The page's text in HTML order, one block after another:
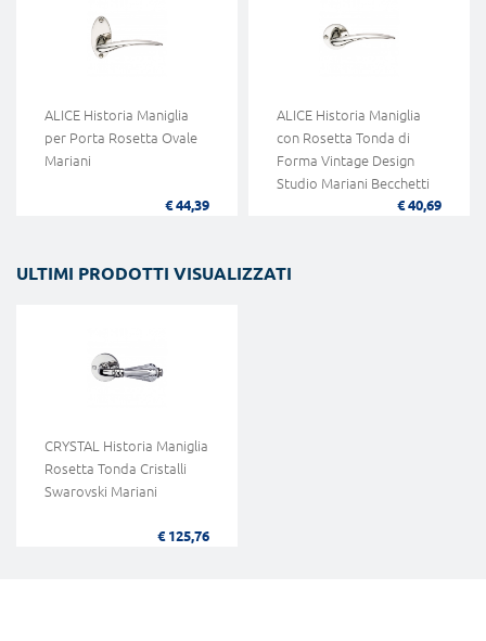
ALICE Historia Maniglia
per Porta Rosetta Ovale
Mariani
€ 44,39
ALICE Historia Maniglia
con Rosetta Tonda di
Forma Vintage Design
Studio Mariani Becchetti
€ 40,69
ULTIMI PRODOTTI VISUALIZZATI
CRYSTAL Historia Maniglia
Rosetta Tonda Cristalli
Swarovski Mariani
€ 125,76